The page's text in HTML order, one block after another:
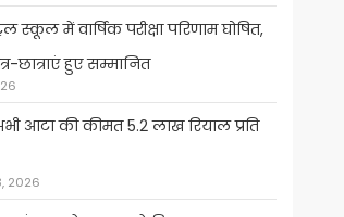
स्कूल में वार्षिक परीक्षा परिणाम घोषित,
छात्राएं हुए सम्मानित
आटा की कीमत 5.2 लाख रियाल प्रति
2026